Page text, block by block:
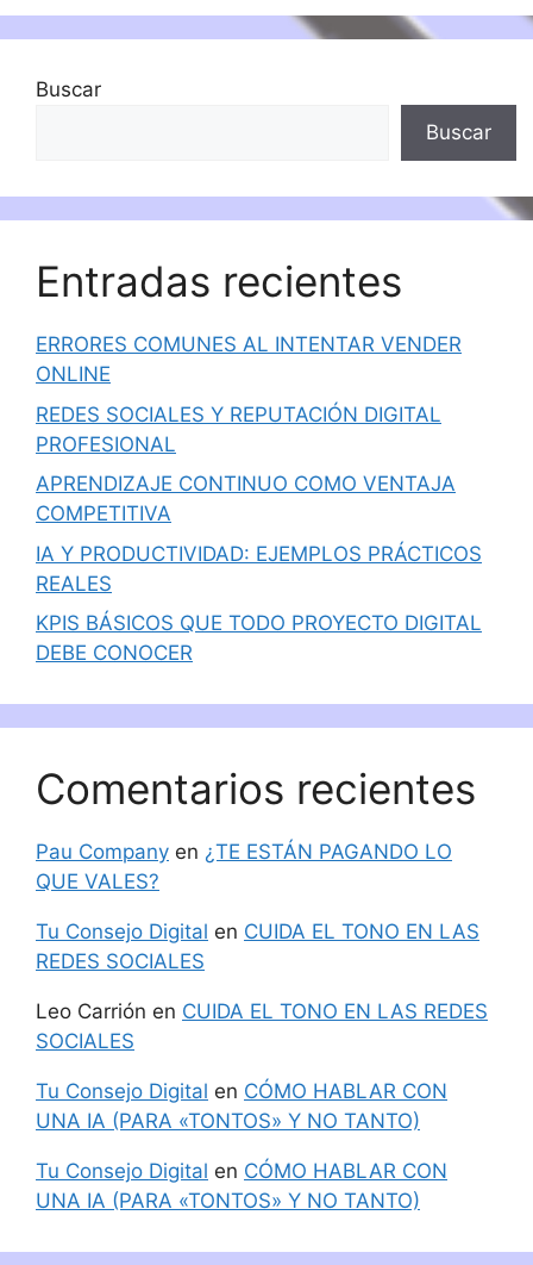
Buscar
Buscar
Entradas recientes
ERRORES COMUNES AL INTENTAR VENDER
ONLINE
REDES SOCIALES Y REPUTACIÓN DIGITAL
PROFESIONAL
APRENDIZAJE CONTINUO COMO VENTAJA
COMPETITIVA
IA Y PRODUCTIVIDAD: EJEMPLOS PRÁCTICOS
REALES
KPIS BÁSICOS QUE TODO PROYECTO DIGITAL
DEBE CONOCER
Comentarios recientes
Pau Company en ¿TE ESTÁN PAGANDO LO
QUE VALES?
Tu Consejo Digital en CUIDA EL TONO EN LAS
REDES SOCIALES
Leo Carrión en CUIDA EL TONO EN LAS REDES
SOCIALES
Tu Consejo Digital en CÓMO HABLAR CON
UNA IA (PARA «TONTOS» Y NO TANTO)
Tu Consejo Digital en CÓMO HABLAR CON
UNA IA (PARA «TONTOS» Y NO TANTO)